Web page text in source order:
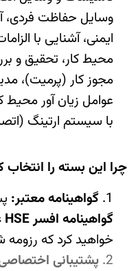
وسایل حفاظت فردی،
ایمنی، آشنایی با
محیط کار، تحقیق و
مجوز کار (پرمیت)،
عوامل زیان آور محیط
با سیستم ارتینگ
چرا این بسته را انتخاب
گواهینامه معتبر:
گواهینامه افسر HSE عمومی (General)
خواهید کرد که رزومه
پشتیبانی